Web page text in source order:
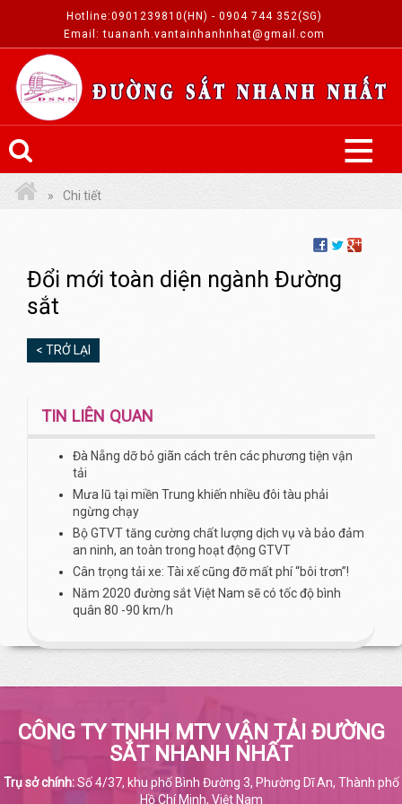
Hotline:0901239810(HN) - 0904 744 352(SG)
Email: tuananh.vantainhanhnhat@gmail.com
Chi tiết
Đổi mới toàn diện ngành Đường
sắt
< TRỞ LẠI
TIN LIÊN QUAN
Đà Nẵng dỡ bỏ giãn cách trên các phương tiện vận
tải
Mưa lũ tại miền Trung khiến nhiều đôi tàu phải
ngừng chạy
Bộ GTVT tăng cường chất lượng dịch vụ và bảo đảm
an ninh, an toàn trong hoạt động GTVT
Cân trọng tải xe: Tài xế cũng đỡ mất phí “bôi trơn”!
Năm 2020 đường sắt Việt Nam sẽ có tốc độ bình
quân 80 -90 km/h
CÔNG TY TNHH MTV VẬN TẢI ĐƯỜNG
SẮT NHANH NHẤT
Trụ sở chính:Số 4/37, khu phố Bình Đường 3, Phường Dĩ An, Thành phố
Hồ Chí Minh, Việt Nam